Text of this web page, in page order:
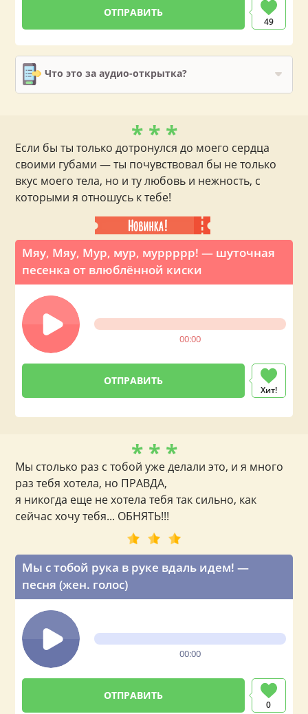
49
Что это за аудио-открытка?
Мяу, Мяу, Мур, мур, муррррр! — шуточная
песенка от влюблённой киски
00:00
Хит!
* * *
Если бы ты только дотронулся до моего сердца
своими губами — ты почувствовал бы не только
вкус моего тела, но и ту любовь и нежность, с
которыми я отношусь к тебе!
Мы с тобой рука в руке вдаль идем! —
песня (жен. голос)
00:00
0
* * *
Мы столько раз с тобой уже делали это, и я много
раз тебя хотела, но ПРАВДА,
я никогда еще не хотела тебя так сильно, как
сейчас хочу тебя... ОБНЯТЬ!!!